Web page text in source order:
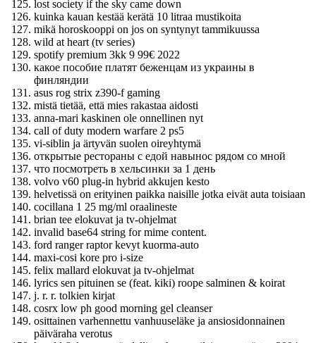
lost society if the sky came down
kuinka kauan kestää kerätä 10 litraa mustikoita
mikä horoskooppi on jos on syntynyt tammikuussa
wild at heart (tv series)
spotify premium 3kk 9 99€ 2022
какое пособие платят беженцам из украины в
финляндии
asus rog strix z390-f gaming
mistä tietää, että mies rakastaa aidosti
anna-mari kaskinen ole onnellinen nyt
call of duty modern warfare 2 ps5
vi-siblin ja ärtyvän suolen oireyhtymä
открытые рестораны с едой навынос рядом со мной
что посмотреть в хельсинки за 1 день
volvo v60 plug-in hybrid akkujen kesto
helvetissä on erityinen paikka naisille jotka eivät auta toisiaan
cocillana 1 25 mg/ml oraalineste
brian tee elokuvat ja tv-ohjelmat
invalid base64 string for mime content.
ford ranger raptor kevyt kuorma-auto
maxi-cosi kore pro i-size
felix mallard elokuvat ja tv-ohjelmat
lyrics sen pituinen se (feat. kiki) roope salminen & koirat
j. r. r. tolkien kirjat
cosrx low ph good morning gel cleanser
osittainen varhennettu vanhuuseläke ja ansiosidonnainen
päiväraha verotus